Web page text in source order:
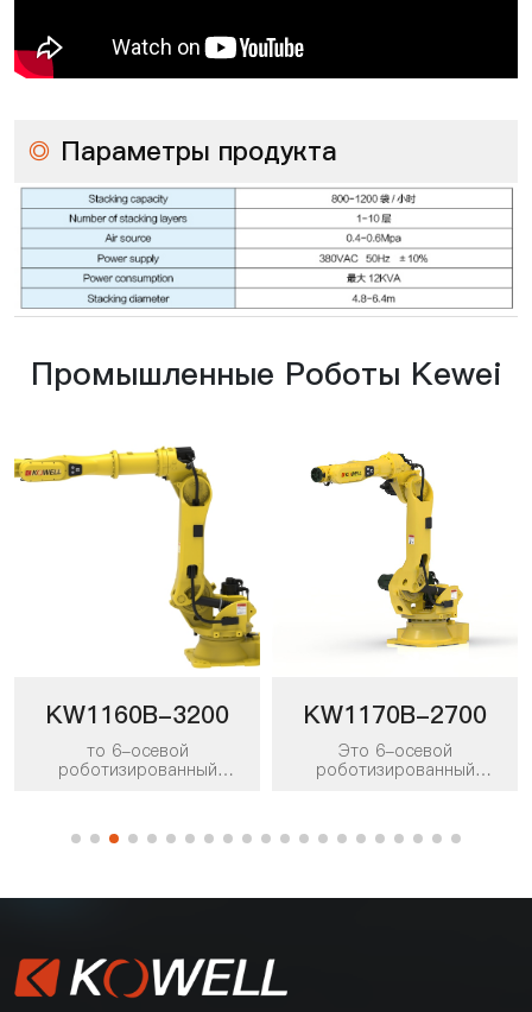
◎ Параметры продукта
Промышленные Роботы Kewei
KW1160B-3200
то 6-осевой
роботизированный
мм. Его можно применять
погрузка, комплектация и
разгрузка, а также
упаковка, и он является
предпочтительным
KW1170B-2700
Это 6-осевой
роботизированный
мм. Его можно применять
погрузка, комплектация и
продуктом для решений по